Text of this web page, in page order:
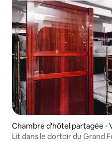
Chambre d'hôtel partagée ⋅
Lit dans le dortoir du Grand